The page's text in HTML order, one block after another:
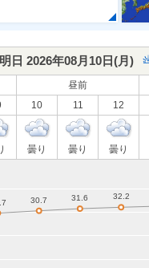
明日 2026年08月10日(月 )
昼前
10 11 12
曇り 曇り 曇り